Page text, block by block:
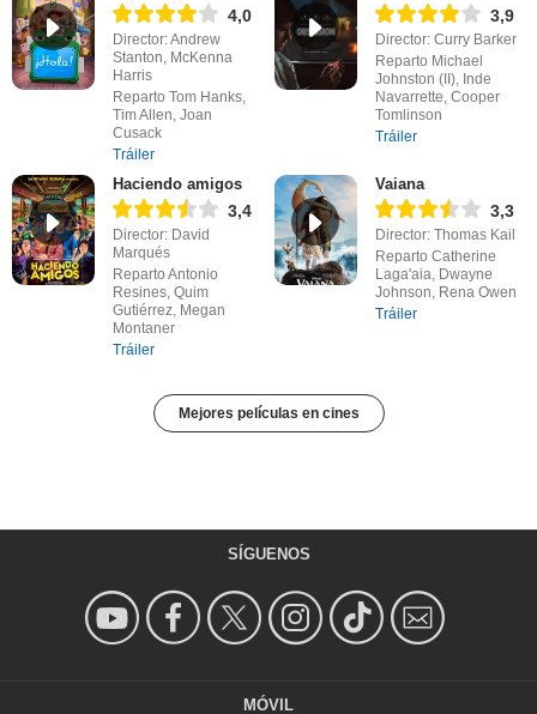
4,0
Director: Andrew
Stanton, McKenna
Harris
Reparto Tom Hanks,
Tim Allen, Joan
Cusack
Tráiler
3,9
Director: Curry Barker
Reparto Michael
Johnston (II), Inde
Navarrette, Cooper
Tomlinson
Tráiler
Haciendo amigos
3,4
Director: David
Marqués
Reparto Antonio
Resines, Quim
Gutiérrez, Megan
Montaner
Tráiler
Vaiana
3,3
Director: Thomas Kail
Reparto Catherine
Laga'aia, Dwayne
Johnson, Rena Owen
Tráiler
Mejores películas en cines
SÍGUENOS
MÓVIL